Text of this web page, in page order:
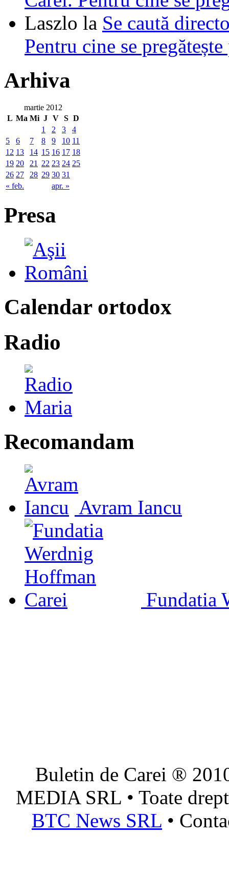
Laszlo la Se caută
Pentru cine se
Arhiva
martie 2012
L Ma Mi J V S D
« feb. apr. »
1 2 3
4
5
6 7 8 9 10 11
12 13 14 15 16 17 18
19 20 21 22 23 24 25
26 27 28 29 30 31
Presa
Calendar ortodox
Radio
Recomandam
Avram Iancu
Fundatia
Buletin de Carei ®
MEDIA SRL • Toate
BTC News SRL •